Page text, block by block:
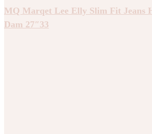
MQ Marqet Lee Elly Slim Fit Jeans
Dam 27″33